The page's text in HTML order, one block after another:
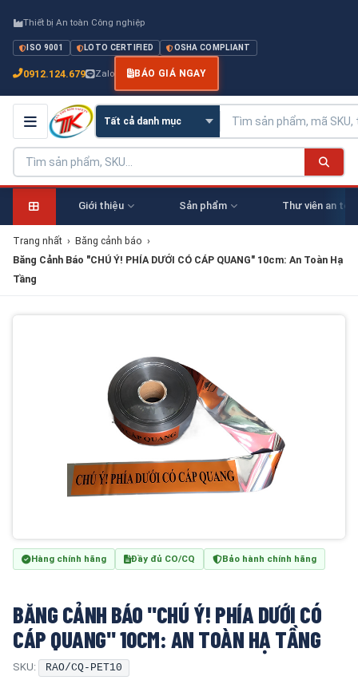
Thiết bị An toàn Công nghiệp
ISO 9001 LOTO CERTIFIED OSHA COMPLIANT
0912.124.679 Zalo BÁO GIÁ NGAY
Giới thiệu Sản phẩm Thư viên an
Trang nhất › Băng cảnh báo ›
Băng Cảnh Báo "CHÚ Ý! PHÍA DƯỚI CÓ CÁP QUANG" 10cm: An Toàn Hạ
Tầng
Hàng chính hãng Đầy đủ CO/CQ Bảo hành chính hãng
BĂNG CẢNH BÁO "CHÚ Ý! PHÍA DƯỚI CÓ
CÁP QUANG" 10CM: AN TOÀN HẠ TẦNG
SKU: RAO/CQ-PET10